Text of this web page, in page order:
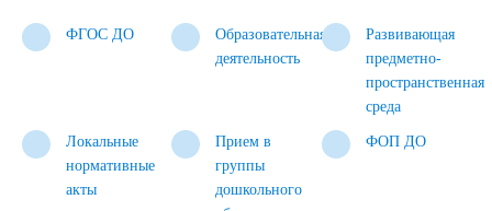
ФГОС ДО
Образовательная
деятельность
Развивающая
предметно-
пространственная
среда
Локальные
нормативные
акты
Прием в
группы
дошкольного
ФОП ДО